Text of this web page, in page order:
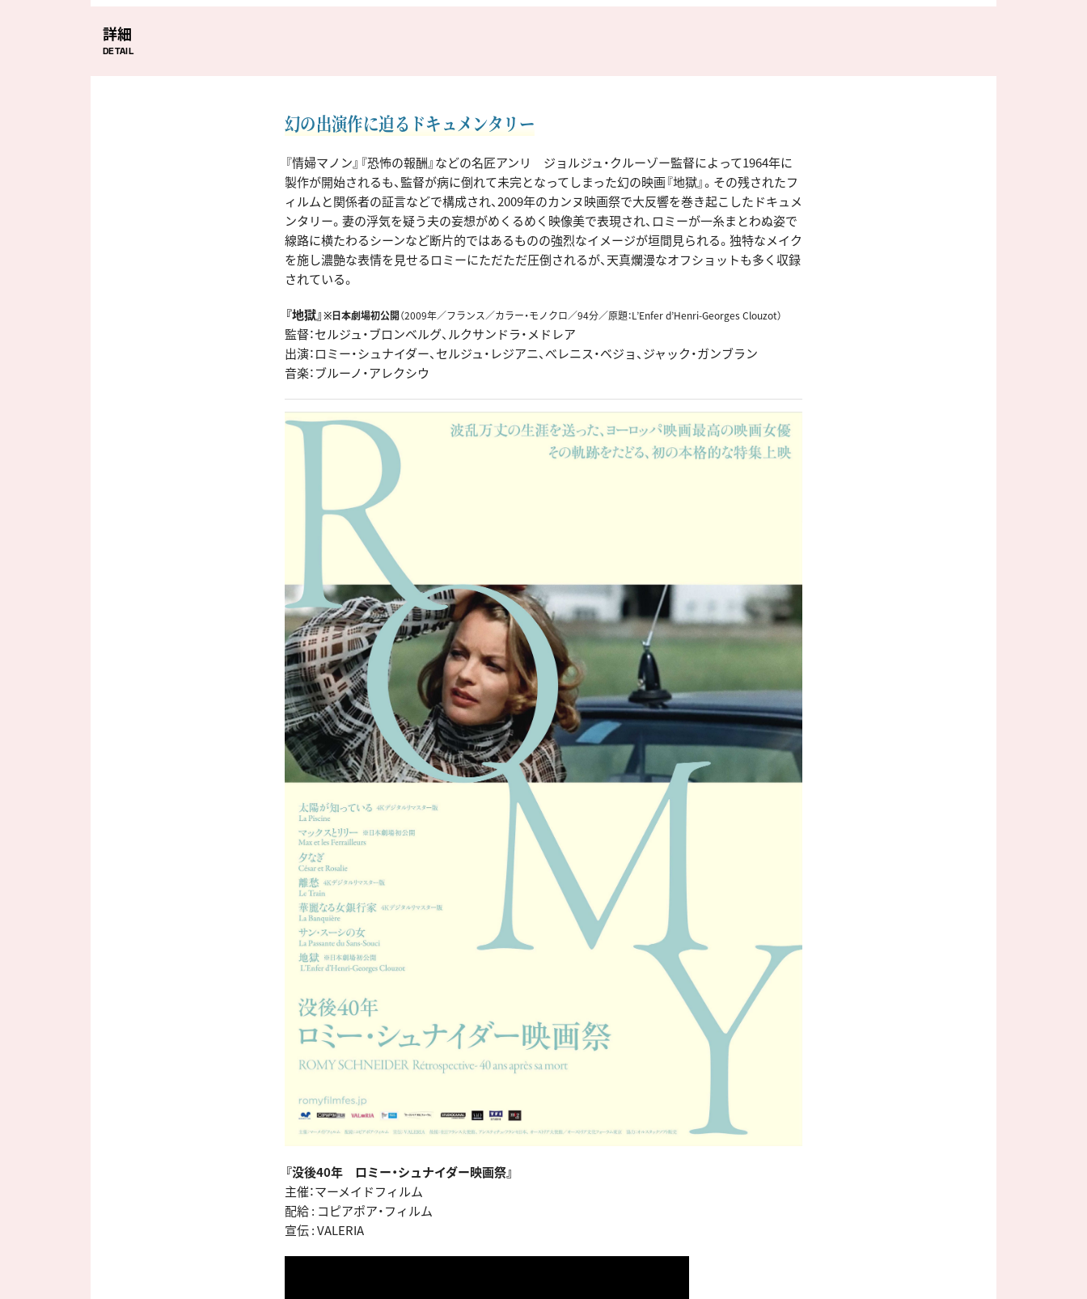
詳細
DETAIL
幻の出演作に迫るドキュメンタリー
『情婦マノン』『恐怖の報酬』などの名匠アンリ゠ジョルジュ・クルーゾー監督によって1964年に
製作が開始されるも、監督が病に倒れて未完となってしまった幻の映画『地獄』。その残されたフ
ィルムと関係者の証言などで構成され、2009年のカンヌ映画祭で大反響を巻き起こしたドキュメ
ンタリー。妻の浮気を疑う夫の妄想がめくるめく映像美で表現され、ロミーが一糸まとわぬ姿で
線路に横たわるシーンなど断片的ではあるものの強烈なイメージが垣間見られる。独特なメイク
を施し濃艶な表情を見せるロミーにただただ圧倒されるが、天真爛漫なオフショットも多く収録
されている。
『地獄』※日本劇場初公開（2009年／フランス／カラー・モノクロ／94分／原題：L’Enfer d’Henri-Georges Clouzot）
監督：セルジュ・ブロンベルグ、ルクサンドラ・メドレア
出演：ロミー・シュナイダー、セルジュ・レジアニ、べレニス・ベジョ、ジャック・ガンブラン
音楽：ブルーノ・アレクシウ
『没後40年 ロミー・シュナイダー映画祭』
主催：マーメイドフィルム
配給 : コピアポア・フィルム
宣伝 : VALERIA